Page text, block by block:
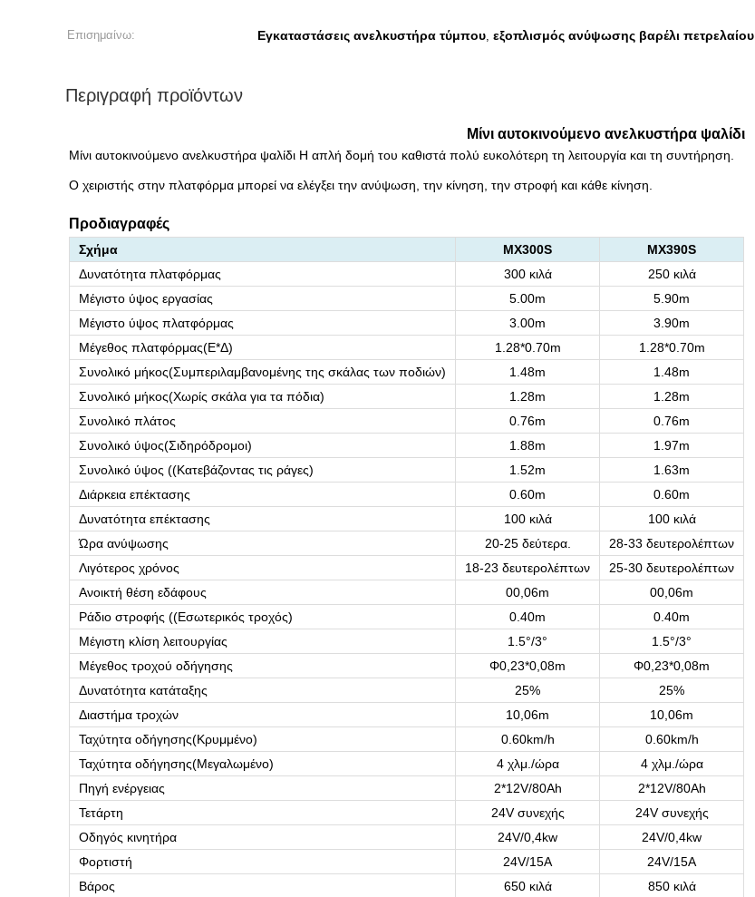
Επισημαίνω:
Εγκαταστάσεις ανελκυστήρα τύμπου, εξοπλισμός ανύψωσης βαρέλι πετρελαίου
Περιγραφή προϊόντων
Μίνι αυτοκινούμενο ανελκυστήρα ψαλίδι
Μίνι αυτοκινούμενο ανελκυστήρα ψαλίδι Η απλή δομή του καθιστά πολύ ευκολότερη τη λειτουργία και τη συντήρηση.
Ο χειριστής στην πλατφόρμα μπορεί να ελέγξει την ανύψωση, την κίνηση, την στροφή και κάθε κίνηση.
Προδιαγραφές
Σχήμα MX300S
MX390S
Δυνατότητα πλατφόρμας
300 κιλά
250 κιλά
Μέγιστο ύψος εργασίας
5.00m
5.90m
Μέγιστο ύψος πλατφόρμας
3.00m
3.90m
Μέγεθος πλατφόρμας(Ε*Δ) 1.28*0.70m
1.28*0.70m
Συνολικό μήκος(Συμπεριλαμβανομένης της σκάλας των ποδιών) 1.48m
1.48m
Συνολικό μήκος(Χωρίς σκάλα για τα πόδια) 1.28m
1.28m
Συνολικό πλάτος
0.76m
0.76m
Συνολικό ύψος(Σιδηρόδρομοι) 1.88m
1.97m
Συνολικό ύψος ((Κατεβάζοντας τις ράγες)
1.52m
1.63m
Διάρκεια επέκτασης
0.60m
0.60m
Δυνατότητα επέκτασης
100 κιλά
100 κιλά
Ώρα ανύψωσης
20-25 δεύτερα.
28-33 δευτερολέπτων
Λιγότερος χρόνος
18-23 δευτερολέπτων
25-30 δευτερολέπτων
Ανοικτή θέση εδάφους
00,06m
00,06m
Ράδιο στροφής ((Εσωτερικός τροχός)
0.40m
0.40m
Μέγιστη κλίση λειτουργίας
1.5°/3°
1.5°/3°
Μέγεθος τροχού οδήγησης
Φ0,23*0,08m
Φ0,23*0,08m
Δυνατότητα κατάταξης
25%
25%
Διαστήμα τροχών
10,06m
10,06m
Ταχύτητα οδήγησης(Κρυμμένο) 0.60km/h
0.60km/h
Ταχύτητα οδήγησης(Μεγαλωμένο) 4 χλμ./ώρα
4 χλμ./ώρα
Πηγή ενέργειας
2*12V/80Ah
2*12V/80Ah
Τετάρτη
24V συνεχής
24V συνεχής
Οδηγός κινητήρα
24V/0,4kw
24V/0,4kw
Φορτιστή
24V/15A
24V/15A
Βάρος
650 κιλά 850 κιλά